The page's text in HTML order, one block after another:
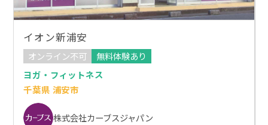
イオン新浦安
オンライン不可
無料体験あり
ヨガ・フィットネス
千葉県 浦安市
株式会社カーブスジャパン